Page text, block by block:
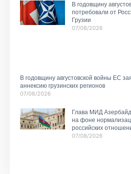
В годовщину
потребовали от
Грузии
07/08/2026
В годовщину августовской войны ЕС
аннексию грузинских регионов
07/08/2026
Глава МИД
на фоне
российских
07/08/2026